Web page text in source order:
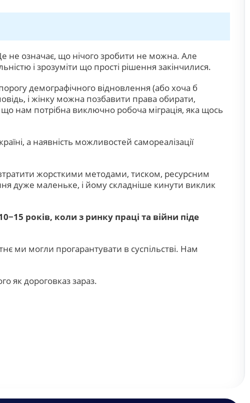
не означає, що нічого зробити не можна. Але
і зрозуміти що прості рішення закінчилися.
демографічного відновлення (або хоча б
і жінку можна позбавити права обирати,
нам потрібна виключно робоча міграція, яка щось
а наявність можливостей самореалізації
жорсткими методами, тиском, ресурсним
дуже маленьке, і йому складніше кинути виклик
років, коли з ринку праці та війни піде
могли прогарантувати в суспільстві. Нам
як дороговказ зараз.